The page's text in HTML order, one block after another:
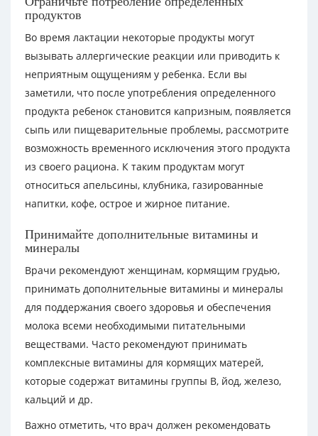
продуктов
Во время лактации некоторые продукты могут
вызывать аллергические реакции или приводить к
неприятным ощущениям у ребенка. Если вы
заметили, что после употребления определенного
продукта ребенок становится капризным, появляется
сыпь или пищеварительные проблемы, рассмотрите
возможность временного исключения этого продукта
из своего рациона. К таким продуктам могут
относиться апельсины, клубника, газированные
напитки, кофе, острое и жирное питание.
Принимайте дополнительные витамины и
минералы
Врачи рекомендуют женщинам, кормящим грудью,
принимать дополнительные витамины и минералы
для поддержания своего здоровья и обеспечения
молока всеми необходимыми питательными
веществами. Часто рекомендуют принимать
комплексные витамины для кормящих матерей,
которые содержат витамины группы B, йод, железо,
кальций и др.
Важно отметить, что врач должен рекомендовать